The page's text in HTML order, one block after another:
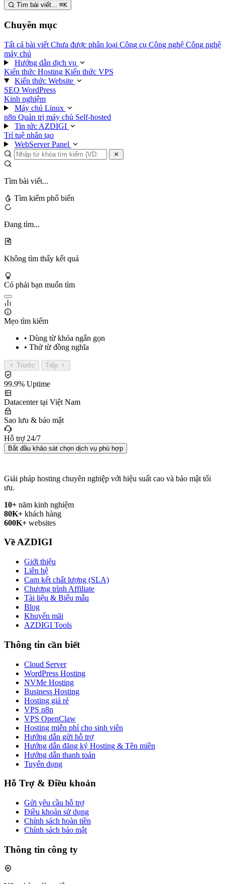
Tìm bài viết... ⌘K
Chuyên mục
Tất cả bài viết Chưa được phân loại Công cụ Công nghệ Công nghệ
máy chủ
Hướng dẫn dịch vụ
Kiến thức Hosting Kiến thức VPS
Kiến thức Website
SEO WordPress
Kinh nghiệm
Máy chủ Linux
n8n Quản trị máy chủ Self-hosted
Tin tức AZDIGI
Trí tuệ nhân tạo
WebServer Panel
Tìm bài viết...
Tìm kiếm phổ biến
Đang tìm...
Không tìm thấy kết quả
Có phải bạn muốn tìm
Mẹo tìm kiếm
• Dùng từ khóa ngắn gọn
• Thử từ đồng nghĩa
Trước Tiếp
99.9% Uptime
Datacenter tại Việt Nam
Sao lưu & bảo mật
Hỗ trợ 24/7
Bắt đầu khảo sát chọn dịch vụ phù hợp
Giải pháp hosting chuyên nghiệp với hiệu suất cao và bảo mật tối
ưu.
10+ năm kinh nghiệm
80K+ khách hàng
600K+ websites
Về AZDIGI
Giới thiệu
Liên hệ
Cam kết chất lượng (SLA)
Chương trình Affiliate
Tài liệu & Biểu mẫu
Blog
Khuyến mãi
AZDIGI Tools
Thông tin cần biết
Cloud Server
WordPress Hosting
NVMe Hosting
Business Hosting
Hosting giá rẻ
VPS n8n
VPS OpenClaw
Hosting miễn phí cho sinh viên
Hướng dẫn gửi hỗ trợ
Hướng dẫn đăng ký Hosting & Tên miền
Hướng dẫn thanh toán
Tuyển dụng
Hỗ Trợ & Điều khoản
Gửi yêu cầu hỗ trợ
Điều khoản sử dụng
Chính sách hoàn tiền
Chính sách bảo mật
Thông tin công ty